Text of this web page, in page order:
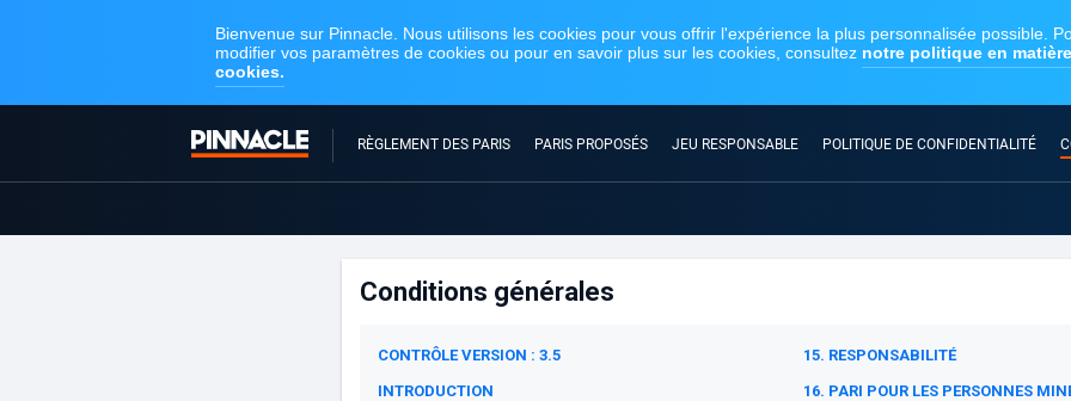
RÈGLEMENT DES PARIS PARIS PROPOSÉS JEU RESPONSABLE POLITIQUE DE CONFIDENTIALITÉ
Conditions générales
CONTRÔLE VERSION : 3.5
INTRODUCTION
15. RESPONSABILITÉ
16. PARI POUR LES PERSONNES